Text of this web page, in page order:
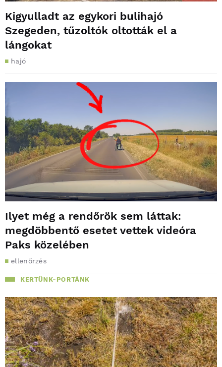
Kigyulladt az egykori bulihajó
Szegeden, tűzoltók oltották el a
lángokat
hajó
Ilyet még a rendőrök sem láttak:
megdöbbentő esetet vettek videóra
Paks közelében
ellenőrzés
KERTÜNK-PORTÁNK